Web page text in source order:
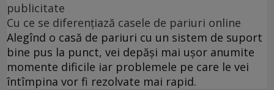
publicitate
Cu ce se diferențiază casele de pariuri online
Alegînd o casă de pariuri cu un sistem de suport
bine pus la punct, vei depăși mai ușor anumite
momente dificile iar problemele pe care le vei
întîmpina vor fi rezolvate mai rapid.